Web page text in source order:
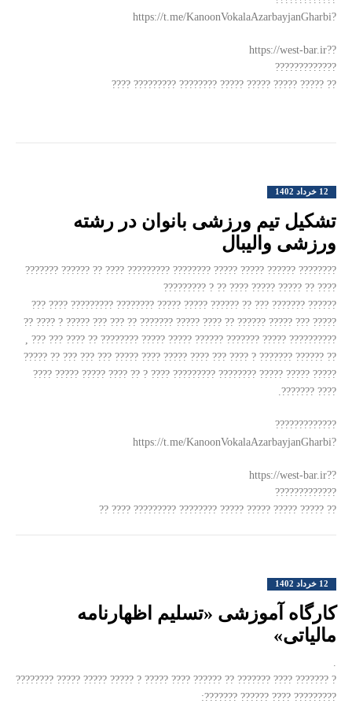
?https://t.me/KanoonVokalaAzarbayjanGharbi
??https://west-bar.ir
?????????????
?? ????? ????? ????? ????? ???????? ????????? ????
12 خرداد 1402
تشکیل تیم ورزشی بانوان در رشته
ورزشی والیبال
???????? ?????? ????? ????? ???????? ????????? ???? ?? ?????? ???????
???? ?? ????? ????? ???? ?? ? ?????????
?????? ??????? ??? ?? ?????? ????? ????? ???????? ????????? ???? ???
????? ??? ????? ?????? ?? ???? ????? ??????? ?? ??? ??? ????? ? ???? ??
?????????? ????? ??????? ?????? ????? ????? ???????? ?? ???? ??? ??? ,
?? ?????? ??????? ? ???? ??? ???? ????? ???? ????? ??? ??? ??? ?? ?????
????? ????? ????? ???????? ????????? ???? ? ?? ???? ????? ????? ????
???? ???????.
?????????????
?https://t.me/KanoonVokalaAzarbayjanGharbi
??https://west-bar.ir
?????????????
?? ????? ????? ????? ????? ???????? ????????? ???? ??
12 خرداد 1402
کارگاه آموزشی «تسلیم اظهارنامه
مالیاتی»
.
? ??????? ???? ??????? ?? ?????? ???? ????? ? ????? ????? ????? ????????
????????? ???? ?????? ???????: